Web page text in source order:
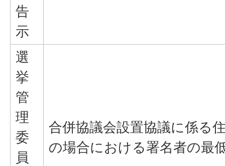
告
示
選
挙
管
理
委
員
合併協議会設置協議に係る
の場合における署名者の最